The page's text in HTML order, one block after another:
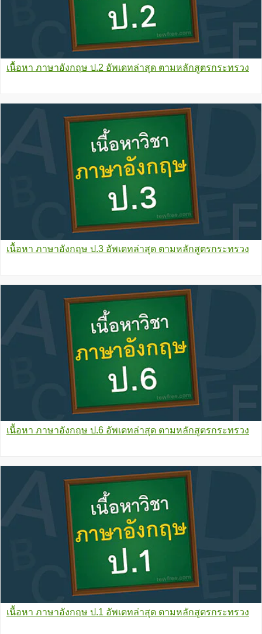
เนื้อหา ภาษาอังกฤษ ป.2 อัพเดทล่าสุด ตามหลักสูตรกระทรวง
เนื้อหา ภาษาอังกฤษ ป.3 อัพเดทล่าสุด ตามหลักสูตรกระทรวง
เนื้อหา ภาษาอังกฤษ ป.6 อัพเดทล่าสุด ตามหลักสูตรกระทรวง
เนื้อหา ภาษาอังกฤษ ป.1 อัพเดทล่าสุด ตามหลักสูตรกระทรวง